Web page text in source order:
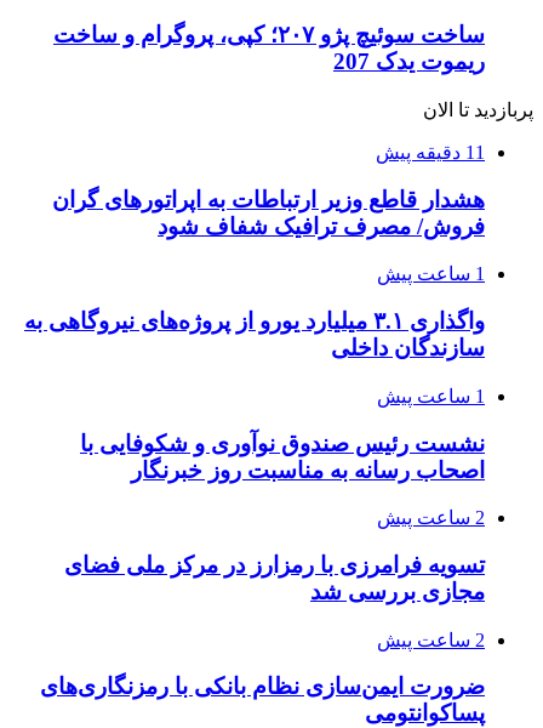
ساخت سوئیچ پژو ۲۰۷؛ کپی، پروگرام و ساخت
ریموت یدک 207
پربازدید تا الان
11 دقیقه پیش
هشدار قاطع وزیر ارتباطات به اپراتورهای گران
فروش/ مصرف ترافیک شفاف شود
1 ساعت پیش
واگذاری ۳.۱ میلیارد یورو از پروژه‌های نیروگاهی به
سازندگان داخلی
1 ساعت پیش
نشست رئیس صندوق نوآوری و شکوفایی با
اصحاب رسانه به مناسبت روز خبرنگار
2 ساعت پیش
تسویه فرامرزی با رمزارز در مرکز ملی فضای
مجازی بررسی شد
2 ساعت پیش
ضرورت ایمن‌سازی نظام بانکی با رمزنگاری‌های
پساکوانتومی